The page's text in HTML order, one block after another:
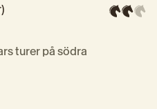
turer på södra